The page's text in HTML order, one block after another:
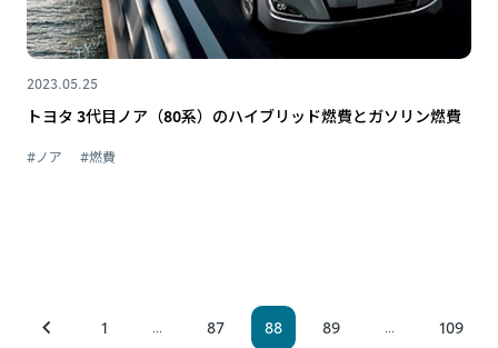
2023.05.25
トヨタ 3代目ノア（80系）のハイブリッド燃費とガソリン燃費
#ノア #燃費
1 ... 87 88 89 ... 109